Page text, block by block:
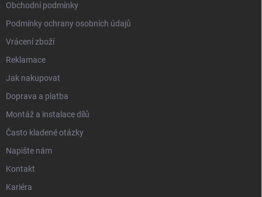
Obchodní podmínky
Podmínky ochrany osobních údajů
Vrácení zboží
Reklamace
Jak nakupovat
Doprava a platba
Montáž a instalace dílů
Často kladené otázky
Napište nám
Kontakt
Kariéra